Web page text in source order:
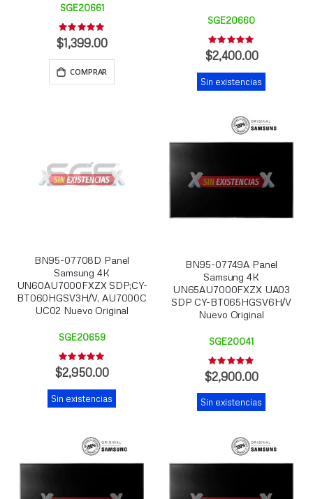
SGE20661
Rating:
0%
$1,399.00
COMPRAR
SGE20660
Rating:
0%
$2,400.00
Sin existencias
BN95-07708D Panel
Samsung 4K
UN60AU7000FXZX SDP;CY-
BT060HGSV3H/V, AU7000C
UC02 Nuevo Original
SGE20659
Rating:
0%
$2,950.00
Sin existencias
BN95-07749A Panel
Samsung 4K
UN65AU7000FXZX UA03
SDP CY-BT065HGSV6H/V
Nuevo Original
SGE20041
Rating:
0%
$2,900.00
Sin existencias